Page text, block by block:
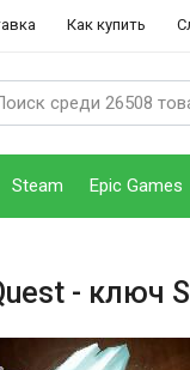
Как купить
Steam Epic Games
- ключ